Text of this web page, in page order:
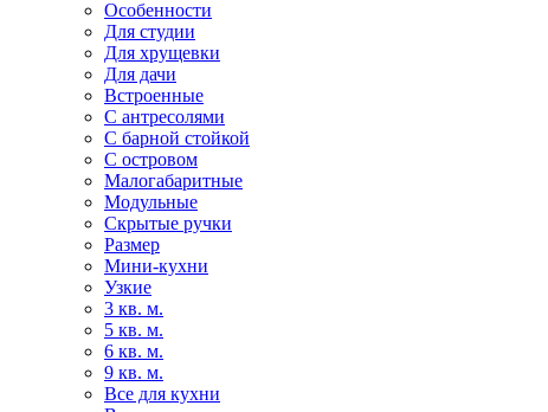
Особенности
Для студии
Для хрущевки
Для дачи
Встроенные
С антресолями
С барной стойкой
С островом
Малогабаритные
Модульные
Скрытые ручки
Размер
Мини-кухни
Узкие
3 кв. м.
5 кв. м.
6 кв. м.
9 кв. м.
Все для кухни